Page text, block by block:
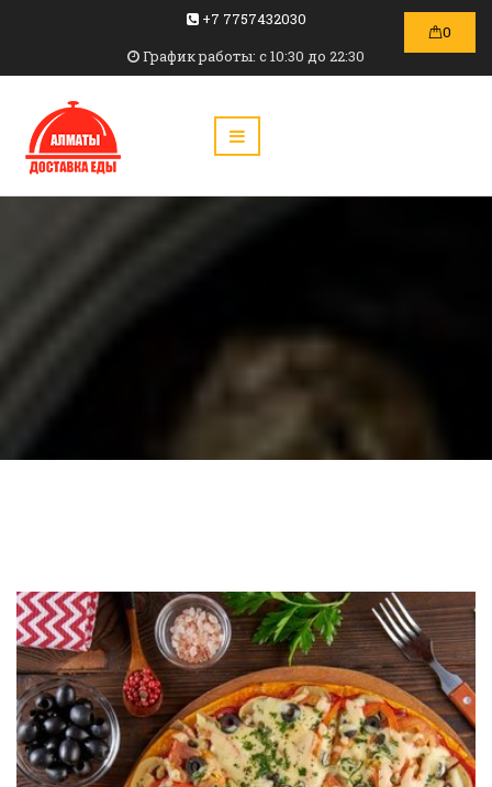
+7 7757432030
График работы: c 10:30 до 22:30
0